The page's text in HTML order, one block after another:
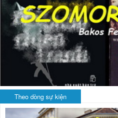
Theo dòng sự kiện